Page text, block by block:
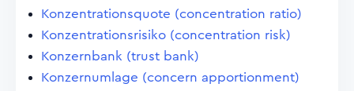
Konzentrationsquote (concentration ratio)
Konzentrationsrisiko (concentration risk)
Konzernbank (trust bank)
Konzernumlage (concern apportionment)